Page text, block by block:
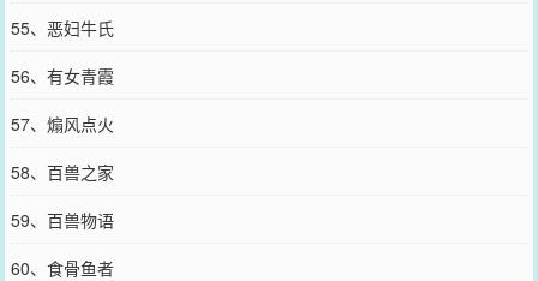
55、恶妇牛氏
56、有女青霞
57、煽风点火
58、百兽之家
59、百兽物语
60、食骨鱼者